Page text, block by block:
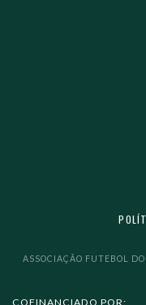
ASSOCIAÇÃO FUTEBOL
COFINANCIADO POR: